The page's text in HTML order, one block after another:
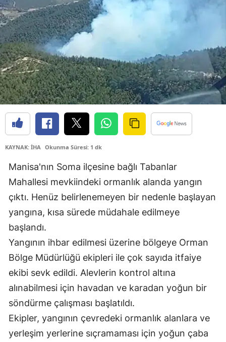
KAYNAK: İHA Okunma Süresi: 1 dk
Manisa'nın Soma ilçesine bağlı Tabanlar
Mahallesi mevkiindeki ormanlık alanda yangın
çıktı. Henüz belirlenemeyen bir nedenle başlayan
yangına, kısa sürede müdahale edilmeye
başlandı.
Yangının ihbar edilmesi üzerine bölgeye Orman
Bölge Müdürlüğü ekipleri ile çok sayıda itfaiye
ekibi sevk edildi. Alevlerin kontrol altına
alınabilmesi için havadan ve karadan yoğun bir
söndürme çalışması başlatıldı.
Ekipler, yangının çevredeki ormanlık alanlara ve
yerleşim yerlerine sıçramaması için yoğun çaba